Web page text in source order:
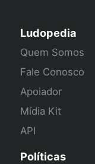
Ludopedia
Quem Somos
Fale Conosco
Apoiador
Mídia Kit
API
Políticas